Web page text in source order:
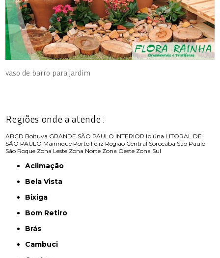
vaso de barro para jardim
Regiões onde a atende :
ABCD Boituva GRANDE SÃO PAULO INTERIOR Ibiúna LITORAL DE
SÃO PAULO Mairinque Porto Feliz Região Central Sorocaba São Paulo
São Roque Zona Leste Zona Norte Zona Oeste Zona Sul
Aclimação
Bela Vista
Bixiga
Bom Retiro
Brás
Cambuci